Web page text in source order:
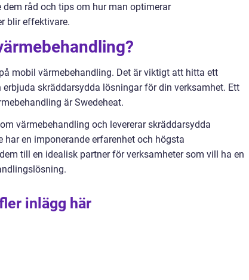
råd och tips om hur man optimerar
blir effektivare.
mobil värmebehandling. Det är viktigt att hitta ett
skräddarsydda lösningar för din verksamhet. Ett
är Swedeheat.
värmebehandling och levererar skräddarsydda
en imponerande erfarenhet och högsta
till en idealisk partner för verksamheter som vill ha en
inlägg här